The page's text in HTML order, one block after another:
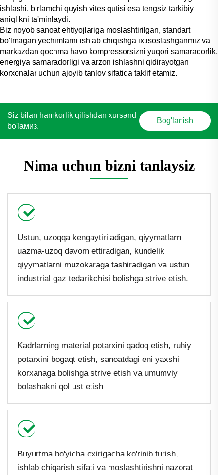
ishlashi, birlamchi quyish vites qutisi esa tengsiz tarkibiy
aniqlikni ta'minlaydi.
Biz noyob sanoat ehtiyojlariga moslashtirilgan, standart
bo'lmagan yechimlarni ishlab chiqishga ixtisoslashganmiz va
markazdan qochma havo kompressorsizni yuqori samaradorlik,
energiya samaradorligi va arzon ishlashni qidirayotgan
korxonalar uchun ajoyib tanlov sifatida taklif etamiz.
Siz bilan hamkorlik qilishdan xursand
bo'lамиз.
Bog'lanish
Nima uchun bizni tanlaysiz
Ustun, uzoqqa kengaytiriladigan, qiyymatlarni
uazma-uzoq davom ettiradigan, kundelik
qiyymatlarni muzokaraga tashiradigan va ustun
industrial gaz tedarikchisi bolishga strive etish.
Kadrlarning material potarxini qadoq etish, ruhiy
potarxini bogaqt etish, sanoatdagi eni yaxshi
korxanaga bolishga strive etish va umumviy
bolashakni qol ust etish
Buyurtma bo'yicha oxirigacha ko'rinib turish,
ishlab chiqarish sifati va moslashtirishni nazorat